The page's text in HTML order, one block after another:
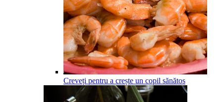
Creveți pentru a crește un copil sănătos